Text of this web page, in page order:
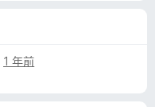
1 年前